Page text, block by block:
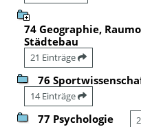
74 Geographie,
Städtebau
21 Einträge
76
14 Einträge
77 Psychologie